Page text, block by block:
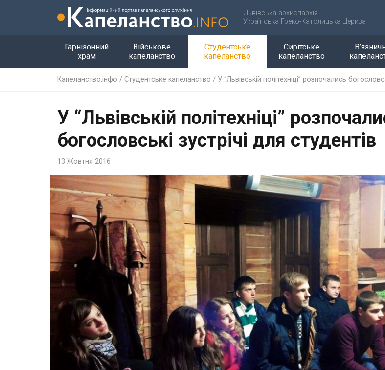
Львівська архиєпархія
Українська Греко-Католицька Церква
Гарнізонний
храм
Військове
капеланство
Студентське
капеланство
Сирітське
капеланство
Капеланство.інфо / Студентське капеланство / У “Львівській політехніці” розпочались
У “Львівській політехніці”
богословські зустрічі для студентів
13 Жовтня 2016